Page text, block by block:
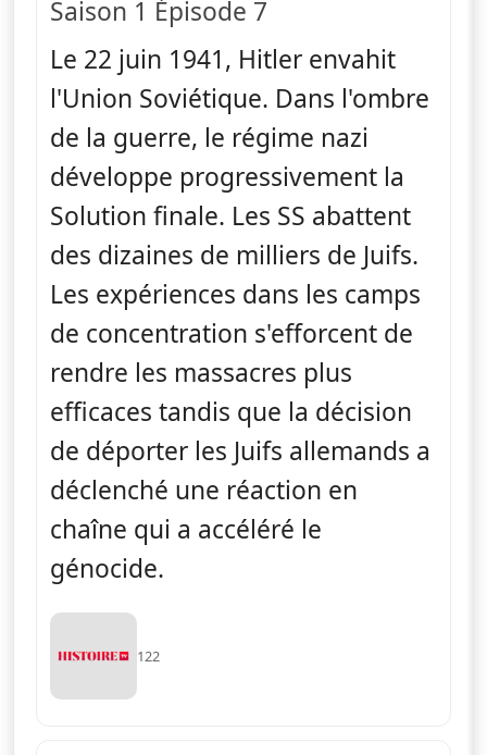
Saison 1 Épisode 7
Le 22 juin 1941, Hitler envahit
l'Union Soviétique. Dans l'ombre
de la guerre, le régime nazi
développe progressivement la
Solution finale. Les SS abattent
des dizaines de milliers de Juifs.
Les expériences dans les camps
de concentration s'efforcent de
rendre les massacres plus
efficaces tandis que la décision
de déporter les Juifs allemands a
déclenché une réaction en
chaîne qui a accéléré le
génocide.
122